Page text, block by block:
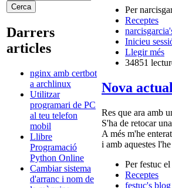
Darrers
articles
nginx amb certbot
a archlinux
Utilitzar
programari de PC
al teu telefon
mobil
Llibre
Programació
Python Online
Cambiar sistema
d'arranc i nom de
Per
Receptes
Inicieu
Llegir més
34851
Nova
Res que ara amb
S'ha de retocar
A més m'he
i amb aquestes
Per festuc
Receptes
festuc's blog